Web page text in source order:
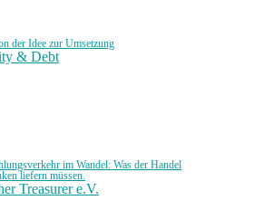
der Idee zur Umsetzung
& Debt
im Wandel: Was der Handel
liefern müssen.
Treasurer e.V.